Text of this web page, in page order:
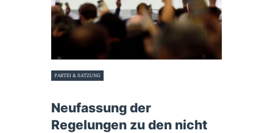
PARTEI & SATZUNG
Neufassung der
Regelungen zu den nicht